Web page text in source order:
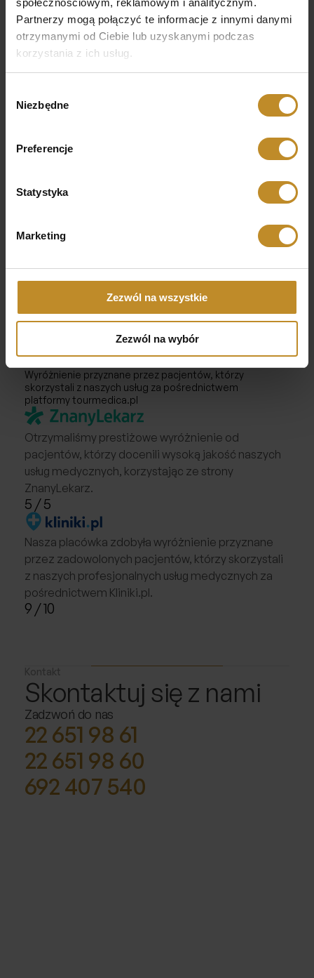
Partnerzy mogą połączyć te informacje z innymi danymi
otrzymanymi od Ciebie lub uzyskanymi podczas
korzystania z ich usług.
zgody
Niezbędne
Preferencje
Statystyka
Marketing
Zezwól na wszystkie
Zezwól na wybór
Kontakt
Umów się na wizytę w Wilmed
22 651 98 61
692 407 540
przychodnia@wilmed.pl
Wyróżnienie dla Najlepszej
Placówki 2019
Wyróżnienie przyznane przez pacjentów, którzy
skorzystali z naszych usług za pośrednictwem
platformy tourmedica.pl
Otrzymaliśmy prestiżowe wyróżnienie od
pacjentów, którzy docenili wysoką jakość naszych
usług medycznych, korzystając ze strony
ZnanyLekarz.
5 / 5
Nasza placówka zdobyła wyróżnienie przyznane
przez zadowolonych pacjentów, którzy skorzystali
z naszych profesjonalnych usług medycznych za
pośrednictwem Kliniki.pl.
9 / 10
Skontaktuj się z nami
Zadzwoń do nas
22 651 98 61
22 651 98 60
692 407 540